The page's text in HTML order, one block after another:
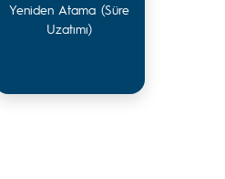
Yeniden Atama (Süre
Uzatımı)